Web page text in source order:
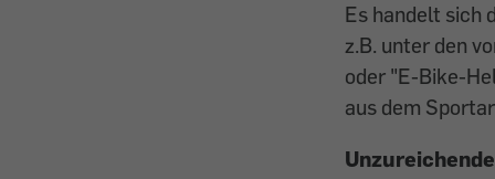
Es handelt sich
z.B. unter den
oder "E-Bike-
aus dem